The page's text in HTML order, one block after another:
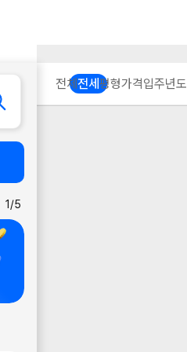
1/5
전체전세 평형가격입주년도